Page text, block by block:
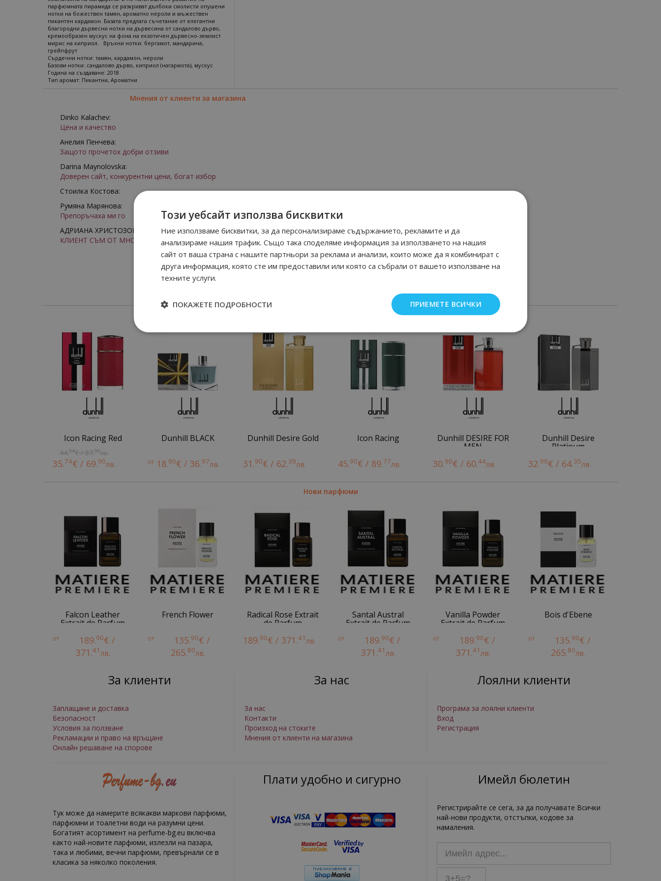
парфюмната пирамида се разкриват дълбоки смолисти опушени
нотки на божествен тамян, ароматно нероли и мъжествен
пикантен кардамон. Базата предлага съчетание от елегантни
благородни дървесни нотки на дървесина от сандалово дърво,
кремообразен мускус на фона на екзотичен дървесно-землист
мирис на киприол. Връхни нотки: бергамот, мандарина,
грейпфрут
Сърдечни нотки: тамян, кардамон, нероли
Базови нотки: сандалово дърво, киприол (нагармота), мускус
Година на създаване: 2018
Тип аромат: Пикантни, Ароматни
Мнения от клиенти за магазина
Dinko Kalachev:
Цена и качество
Анелия Пенчева:
Защото прочетох добри отзиви
Darina Maynolovska:
Доверен сайт, конкурентни цени, богат избор
Стоилка Костова:
Румяна Марянова:
Препоръчаха ми го
АДРИАНА ХРИСТОЗОВА:
КЛИЕНТ СЪМ ОТ МНОГО ГОДИНИ
Още от Alfred Dunhill мъжки парфюми
Icon Racing Red
44.94€ / 87.90лв.
35.74€ / 69.90лв.
Dunhill BLACK
от 18.90€ / 36.97лв.
Dunhill Desire Gold
31.90€ / 62.39лв.
Icon Racing
45.90€ / 89.77лв.
Dunhill DESIRE FOR
MEN
30.90€ / 60.44лв.
Dunhill Desire
Platinum
32.90€ / 64.35лв.
Нови парфюми
Falcon Leather
Extrait de Parfum
от 189.90€ /
371.41лв.
French Flower
от 135.90€ /
265.80лв.
Radical Rose Extrait
de Parfum
189.90€ / 371.41лв.
Santal Austral
Extrait de Parfum
от 189.90€ /
371.41лв.
Vanilla Powder
Extrait de Parfum
от 189.90€ /
371.41лв.
Bois d'Ebene
от 135.90€ /
265.80лв.
За клиенти
Заплащане и доставка
Безопасност
Условия за ползване
Рекламации и право на връщане
Онлайн решаване на спорове
За нас
За нас
Контакти
Произход на стоките
Мнения от клиенти на магазина
Лоялни клиенти
Програма за лоялни клиенти
Вход
Регистрация
Тук може да намерите всякакви маркови парфюми,
парфюмни и тоалетни води на разумни цени.
Богатият асортимент на perfume-bg.eu включва
както най-новите парфюми, излезли на пазара,
така и любими, вечни парфюми, превърнали се в
класика за няколко поколения.
Плати удобно и сигурно Имейл бюлетин
Регистрирайте се сега, за да получавате Всички
най-нови продукти, отстъпки, кодове за
намаления.
Този уебсайт използва бисквитки
Ние използваме бисквитки, за да персонализираме съдържанието, рекламите и да
анализираме нашия трафик. Също така споделяме информация за използването на нашия
сайт от ваша страна с нашите партньори за реклама и анализи, които може да я комбинират с
друга информация, която сте им предоставили или която са събрали от вашето използване на
техните услуги.
ПРИЕМЕТЕ ВСИЧКИ
ПОКАЖЕТЕ ПОДРОБНОСТИ